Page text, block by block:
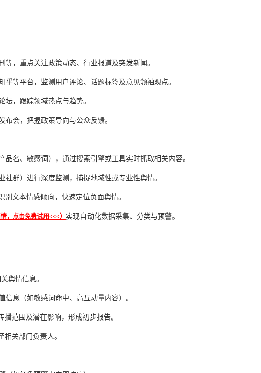
，重点关注政策动态、行业报道及突发新闻。
等平台，监测用户评论、话题标签及意见领袖观点。
坛，跟踪领域热点与趋势。
会，把握政策导向与公众反馈。
名、敏感词），通过搜索引擎或工具实时抓取相关内容。
群）进行深度监测，捕捉地域性或专业性舆情。
文本情感倾向，快速定位负面舆情。
情，点击免费试用<<<） 实现自动化数据采集、分类与预警。
舆情信息。
息（如敏感词命中、高互动量内容）。
范围及潜在影响，形成初步报告。
关部门负责人。